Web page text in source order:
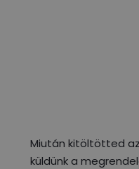
Miután kitöltötted
küldünk a